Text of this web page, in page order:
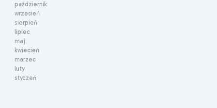
październik
wrzesień
sierpień
lipiec
maj
kwiecień
marzec
luty
styczeń